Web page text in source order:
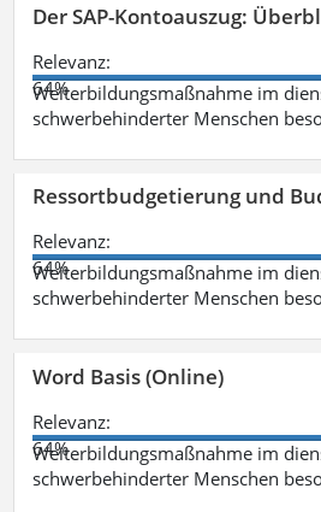
Der SAP-Kontoauszug:
Relevanz:
64%
Weiterbildungsmaßnahme im
schwerbehinderter Menschen
Ressortbudgetierung und
Relevanz:
64%
Weiterbildungsmaßnahme im
schwerbehinderter Menschen
Word Basis (Online)
Relevanz:
64%
Weiterbildungsmaßnahme im
schwerbehinderter Menschen